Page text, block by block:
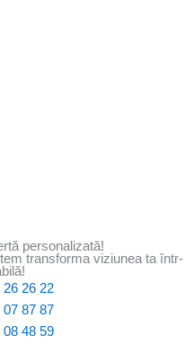
personalizată!
transforma viziunea ta într-
26 26 22
07 87 87
08 48 59